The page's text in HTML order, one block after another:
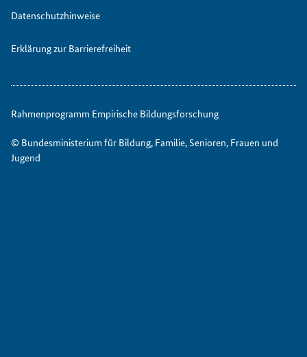
Datenschutzhinweise
Erklärung zur Barrierefreiheit
Rahmenprogramm Empirische Bildungsforschung
© Bundesministerium für Bildung, Familie, Senioren, Frauen und
Jugend